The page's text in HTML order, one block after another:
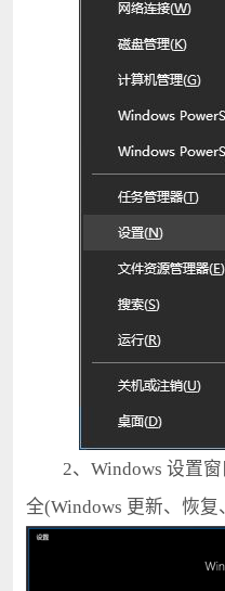
2、Windows 设置窗
全(Windows 更新、恢复